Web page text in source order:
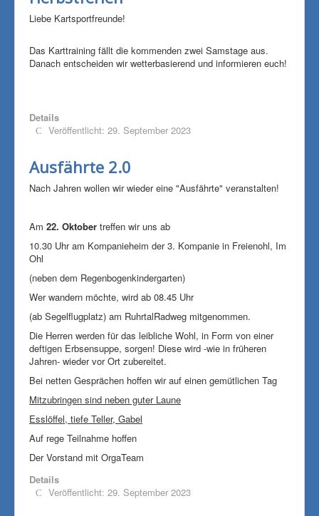
Liebe Kartsportfreunde!
Das Karttraining fällt die kommenden zwei Samstage aus.
Danach entscheiden wir wetterbasierend und informieren euch!
Details
Veröffentlicht: 29. September 2023
Ausfährte 2.0
Nach Jahren wollen wir wieder eine "Ausfährte" veranstalten!
Am 22. Oktober treffen wir uns ab
10.30 Uhram Kompanieheim der 3. Kompanie in Freienohl, Im
Ohl
(neben dem Regenbogenkindergarten)
Wer wandern möchte, wird ab 08.45 Uhr
(ab Segelflugplatz) am RuhrtalRadweg mitgenommen.
Die Herren werden für das leibliche Wohl, in Form von einer
deftigen Erbsensuppe, sorgen! Diese wird -wie in früheren
Jahren- wieder vor Ort zubereitet.
Bei netten Gesprächen hoffen wir auf einen gemütlichen Tag
Mitzubringen sind neben guter Laune
Esslöffel, tiefe Teller, Gabel
Auf rege Teilnahme hoffen
Der Vorstand mit OrgaTeam
Details
Veröffentlicht: 29. September 2023